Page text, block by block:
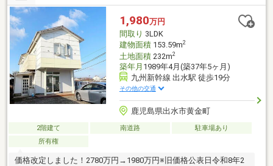
1,980万円
間取り 3LDK
建物面積153.59m2
土地面積232m2
築年月 1989年4月(築37年5ヶ月)
九州新幹線 出水駅 徒歩19分
その他の交通
鹿児島県出水市黄金町
2階建て 南道路
駐車場あり
所有権
価格改定しました！2780万円→1980万円※旧価格公表日令和8年2